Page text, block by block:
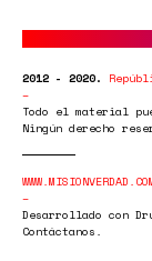
2012 - 2020.
Todo el material
Ningún derecho
Desarrollado con
Contáctanos.